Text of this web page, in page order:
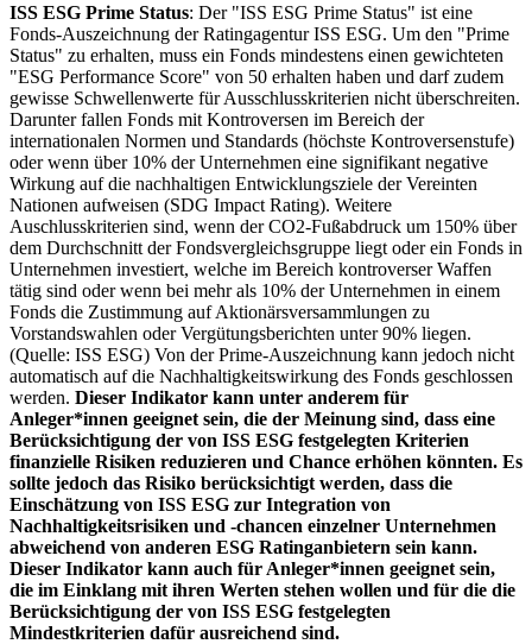
ISS ESG Prime Status: Der "ISS ESG Prime Status" ist eine
Fonds-Auszeichnung der Ratingagentur ISS ESG. Um den "Prime
Status" zu erhalten, muss ein Fonds mindestens einen gewichteten
"ESG Performance Score" von 50 erhalten haben und darf zudem
gewisse Schwellenwerte für Ausschlusskriterien nicht überschreiten.
Darunter fallen Fonds mit Kontroversen im Bereich der
internationalen Normen und Standards (höchste Kontroversenstufe)
oder wenn über 10% der Unternehmen eine signifikant negative
Wirkung auf die nachhaltigen Entwicklungsziele der Vereinten
Nationen aufweisen (SDG Impact Rating). Weitere
Auschlusskriterien sind, wenn der CO2-Fußabdruck um 150% über
dem Durchschnitt der Fondsvergleichsgruppe liegt oder ein Fonds in
Unternehmen investiert, welche im Bereich kontroverser Waffen
tätig sind oder wenn bei mehr als 10% der Unternehmen in einem
Fonds die Zustimmung auf Aktionärsversammlungen zu
Vorstandswahlen oder Vergütungsberichten unter 90% liegen.
(Quelle: ISS ESG) Von der Prime-Auszeichnung kann jedoch nicht
automatisch auf die Nachhaltigkeitswirkung des Fonds geschlossen
werden. Dieser Indikator kann unter anderem für
Anleger*innen geeignet sein, die der Meinung sind, dass eine
Berücksichtigung der von ISS ESG festgelegten Kriterien
finanzielle Risiken reduzieren und Chance erhöhen könnten. Es
sollte jedoch das Risiko berücksichtigt werden, dass die
Einschätzung von ISS ESG zur Integration von
Nachhaltigkeitsrisiken und -chancen einzelner Unternehmen
abweichend von anderen ESG Ratinganbietern sein kann.
Dieser Indikator kann auch für Anleger*innen geeignet sein,
die im Einklang mit ihren Werten stehen wollen und für die die
Berücksichtigung der von ISS ESG festgelegten
Mindestkriterien dafür ausreichend sind.